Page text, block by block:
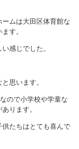
ムは大田区体育館な
す。
感じでした。
思います。
ので小学校や学童な
ります。
たちはとても喜んで